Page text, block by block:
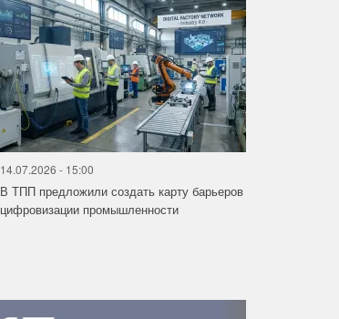
14.07.2026 - 15:00
В ТПП предложили создать карту барьеров
цифровизации промышленности